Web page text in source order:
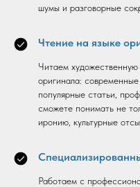
шумы и разговорные
Чтение на языке
Читаем
оригинала:
популярные статьи,
сможете понимать не
иронию, культурные
Работаем с